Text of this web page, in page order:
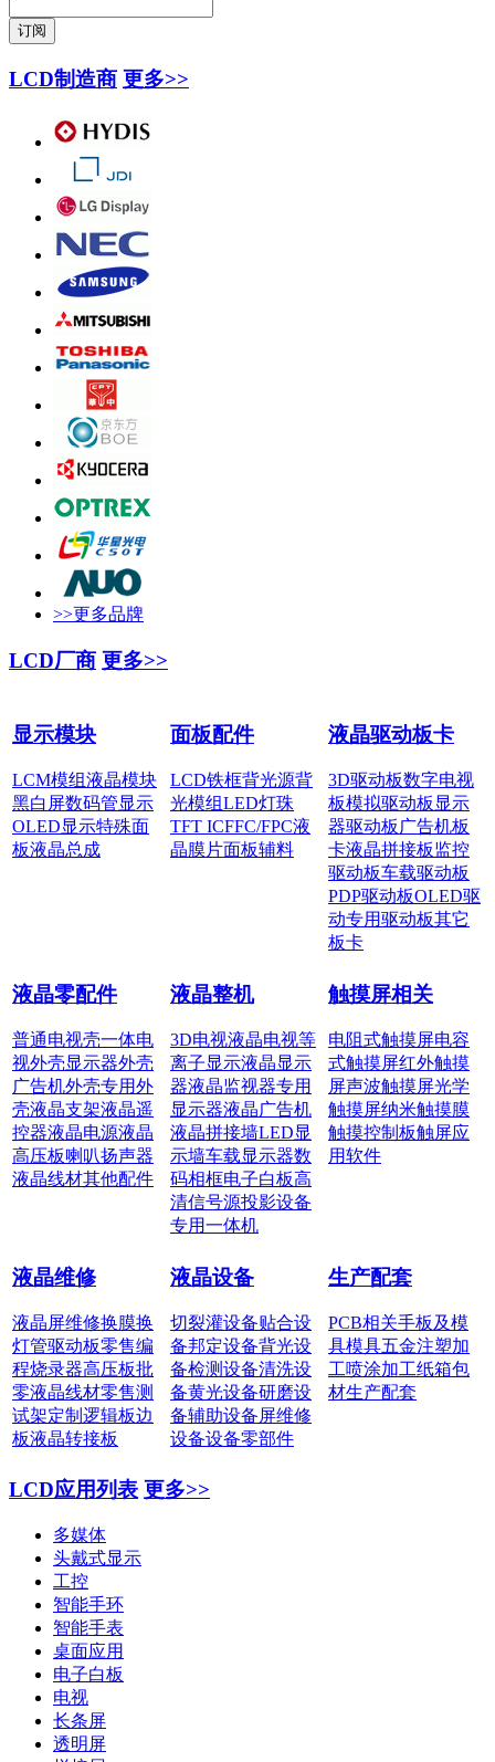
LCD制造商 更多>>
>>更多品牌
LCD厂商 更多>>
显示模块
LCM模组液晶模块
黑白屏数码管显示
OLED显示特殊面
板液晶总成
面板配件
LCD铁框背光源背
光模组LED灯珠
TFT ICFFC/FPC液
晶膜片面板辅料
液晶驱动板卡
3D驱动板数字电视
板模拟驱动板 显示
器驱动板广告机板
卡液晶拼接板监控
驱动板车载驱动板
PDP驱动板OLED驱
动专用驱动板其它
板卡
液晶零配件
普通电视壳一体电
视外壳显示器外壳
广告机外壳专用外
壳液晶支架液晶遥
控器液晶电源液晶
高压板喇叭扬声器
液晶线材其他配件
液晶整机
3D电视液晶电视等
离子显示液晶显示
器液晶监视器专用
显示器液晶广告机
液晶拼接墙LED显
示墙车载显示器数
码相框电子白板高
清信号源投影设备
专用一体机
触摸屏相关
电阻式触摸屏电容
式触摸屏红外触摸
屏声波触摸屏光学
触摸屏纳米触摸膜
触摸控制板触屏应
用软件
液晶维修
液晶屏维修换膜换
灯管驱动板零售编
程烧录器高压板批
零液晶线材零售测
试架定制 逻辑板边
板液晶转接板
液晶设备
切裂灌设备贴合设
备邦定设备背光设
备检测设备清洗设
备黄光设备研磨设
备辅助设备屏维修
设备设备零部件
生产配套
PCB相关手板及模
具模具五金注塑加
工喷涂加工纸箱包
材生产配套
LCD应用列表 更多>>
多媒体
头戴式显示
工控
智能手环
智能手表
桌面应用
电子白板
电视
长条屏
透明屏